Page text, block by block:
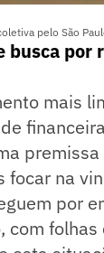
pelo São
busca por
mais
focar na
por
com folhas